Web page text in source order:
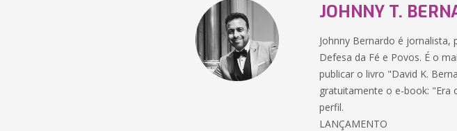
JOHNNY T.
Johnny Bernardo é jornalista,
Defesa da Fé e Povos. É o
publicar o livro "David K.
gratuitamente o e-book: "Era
perfil.
LANÇAMENTO